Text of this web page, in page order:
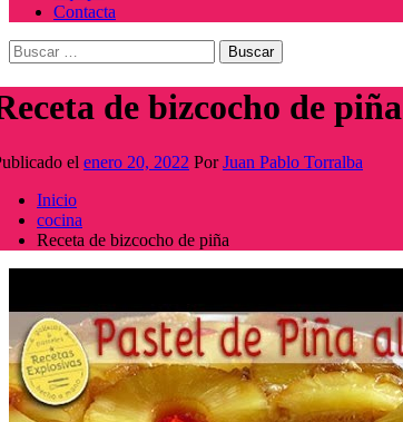
Contacta
Buscar:
de bizcocho de piña
el enero 20, 2022 PorJuan Pablo Torralba
Inicio
cocina
Receta de bizcocho de piña